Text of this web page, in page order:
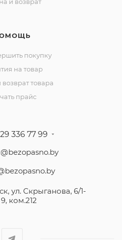
покупку
на товар
товара
прайс
336 77 99
ул. Скрыганова, 6/1-
9, ком.212